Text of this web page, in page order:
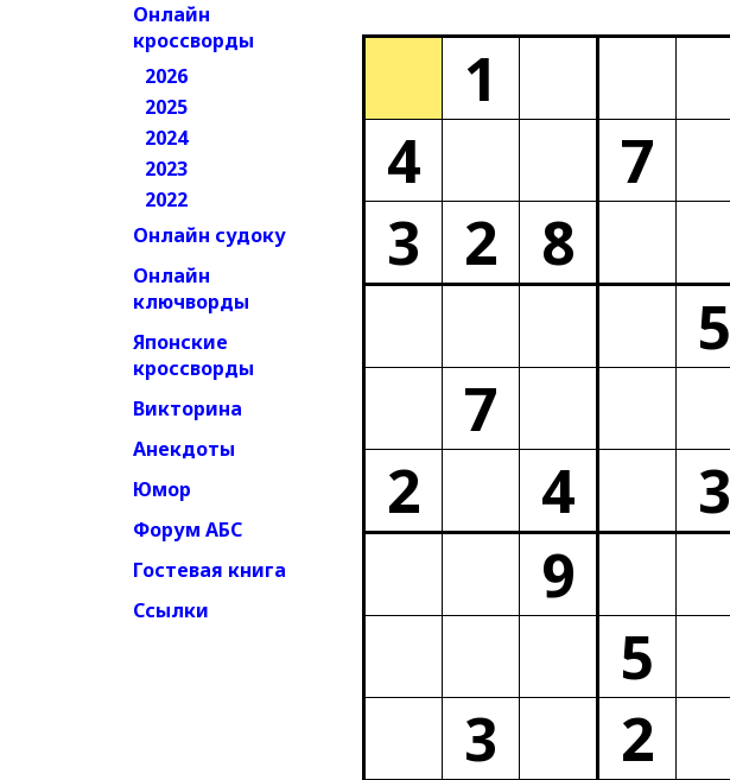
Онлайн
кроссворды
2026
2025
2024
2023
2022
Онлайн судоку
Онлайн
ключворды
Японские
кроссворды
Викторина
Анекдоты
Юмор
Форум АБС
Гостевая книга
Ссылки
1
4
7
3
2 8
5
7
2
4
3
9
5
3
2